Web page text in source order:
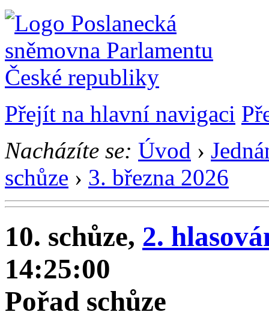
Přejít na hlavní navigaci
Nacházíte se: Úvod ›
schůze › 3. března 2026
10. schůze, 2.
14:25:00
Pořad schůze